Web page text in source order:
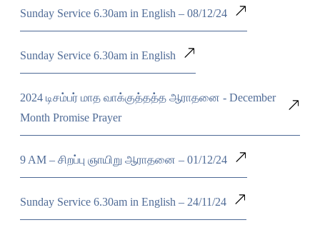
Sunday Service 6.30am in English – 08/12/24
Sunday Service 6.30am in English
2024 டிசம்பர் மாத வாக்குத்தத்த ஆராதனை - December
Month Promise Prayer
9 AM – சிறப்பு ஞாயிறு ஆராதனை – 01/12/24
Sunday Service 6.30am in English – 24/11/24